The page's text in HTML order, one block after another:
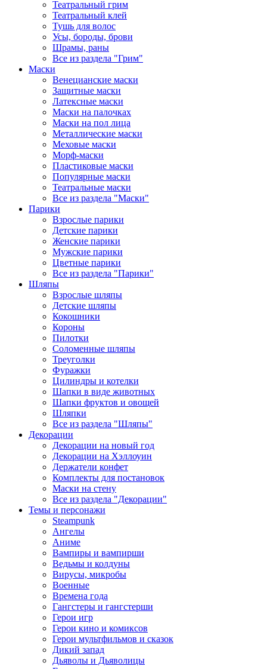
Театральный грим
Театральный клей
Тушь для волос
Усы, бороды, брови
Шрамы, раны
Все из раздела "Грим"
Маски
Венецианские маски
Защитные маски
Латексные маски
Маски на палочках
Маски на пол лица
Металлические маски
Меховые маски
Морф-маски
Пластиковые маски
Популярные маски
Театральные маски
Все из раздела "Маски"
Парики
Взрослые парики
Детские парики
Женские парики
Мужские парики
Цветные парики
Все из раздела "Парики"
Шляпы
Взрослые шляпы
Детские шляпы
Кокошники
Короны
Пилотки
Соломенные шляпы
Треуголки
Фуражки
Цилиндры и котелки
Шапки в виде животных
Шапки фруктов и овощей
Шляпки
Все из раздела "Шляпы"
Декорации
Декорации на новый год
Декорации на Хэллоуин
Держатели конфет
Комплекты для постановок
Маски на стену
Все из раздела "Декорации"
Темы и персонажи
Steampunk
Ангелы
Аниме
Вампиры и вампирши
Ведьмы и колдуны
Вирусы, микробы
Военные
Времена года
Гангстеры и гангстерши
Герои игр
Герои кино и комиксов
Герои мультфильмов и сказок
Дикий запад
Дьяволы и Дьяволицы